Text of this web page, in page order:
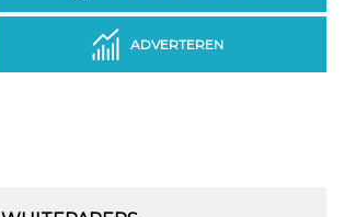
ADVERTEREN